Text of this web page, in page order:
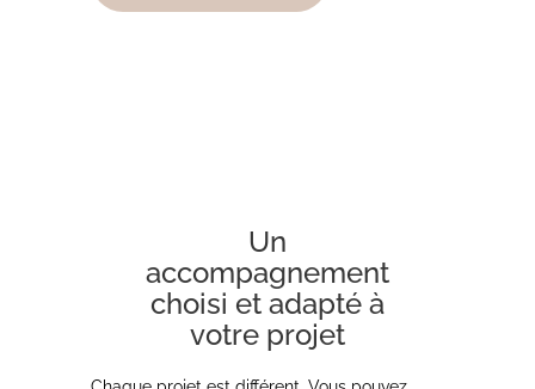
Un
accompagnement
choisi et adapté à
votre projet